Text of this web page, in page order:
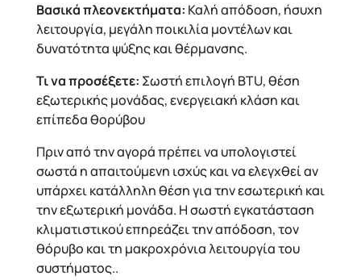
Βασικά πλεονεκτήματα: Καλή απόδοση, ήσυχη
λειτουργία, μεγάλη ποικιλία μοντέλων και
δυνατότητα ψύξης και θέρμανσης.
Τι να προσέξετε: Σωστή επιλογή BTU, θέση
εξωτερικής μονάδας, ενεργειακή κλάση και
επίπεδα θορύβου
Πριν από την αγορά πρέπει να υπολογιστεί
σωστά η απαιτούμενη ισχύς και να ελεγχθεί αν
υπάρχει κατάλληλη θέση για την εσωτερική και
την εξωτερική μονάδα. Η σωστήεγκατάσταση
κλιματιστικούεπηρεάζει την απόδοση, τον
θόρυβο και τη μακροχρόνια λειτουργία του
συστήματος..